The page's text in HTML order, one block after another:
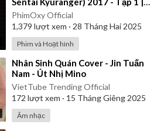
Thuyết Minh
PhimOxy Official
1,379 lượt xem · 28 Tháng Hai 2025
Phim và Hoạt hình
⁣Nhân Sinh Quán Cover - Jin Tuấn
Nam - Út Nhị Mino
VietTube Trending Official
172 lượt xem · 15 Tháng Giêng 2025
Âm nhạc